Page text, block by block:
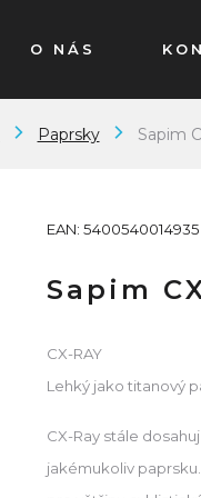
O NÁS
Paprsky Sapim
EAN: 5400540014935
Sapim
CX-RAY
Lehký jako titanový
CX-Ray stále
jakémukoliv